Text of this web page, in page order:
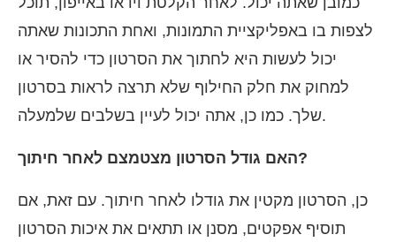
לצפות בו באפליקציית התמונות, ואחת התכונות שאתה
יכול לעשות היא לחתוך את הסרטון כדי להסיר או
למחוק את חלק החילוף שלא תרצה לראות בסרטון
שלך. כמו כן, אתה יכול לעיין בשלבים שלמעלה.
האם גודל הסרטון מצטמצם לאחר חיתוך?
כן, הסרטון מקטין את גודלו לאחר חיתוך. עם זאת, אם
תוסיף אפקטים, מסנן או תתאים את איכות הסרטון